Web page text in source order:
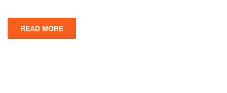
READ MORE